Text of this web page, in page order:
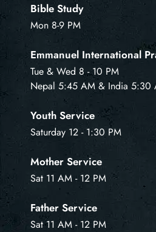
Bible Study
Mon 8-9 PM
Emmanuel International
Tue & Wed 8 - 10 PM
Nepal 5:45 AM & India 5:30
Youth Service
Saturday 12 - 1:30 PM
Mother Service
Sat 11 AM - 12 PM
Father Service
Sat 11 AM - 12 PM